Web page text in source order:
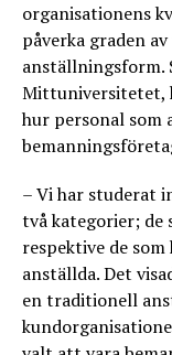
organisationens
påverka graden
anställningsform.
Mittuniversitetet,
hur personal som
– Vi har studerat
två kategorier;
respektive de
anställda. Det
en traditionell